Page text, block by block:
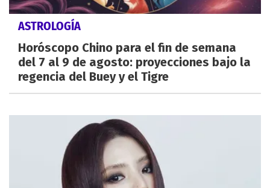
ASTROLOGÍA
Horóscopo Chino para el fin de semana
del 7 al 9 de agosto: proyecciones bajo la
regencia del Buey y el Tigre